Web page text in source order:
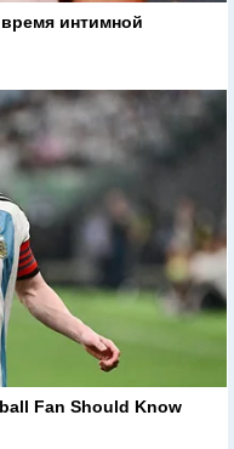
интимной
Fan Should Know